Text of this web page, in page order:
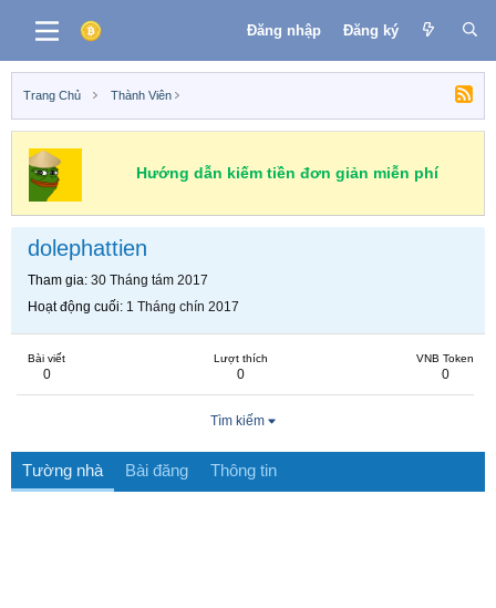
Đăng nhập Đăng ký
Trang Chủ Thành Viên
Hướng dẫn kiếm tiền đơn giản miễn phí
dolephattien
Tham gia 30 Tháng tám 2017
Hoạt động cuối 1 Tháng chín 2017
Bài viết
0
Lượt thích
0
VNB Token
0
Tìm kiếm
Tường nhà Bài đăng Thông tin